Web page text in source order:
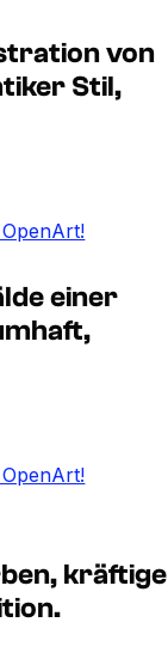
von
Stil,
einer
kräftige